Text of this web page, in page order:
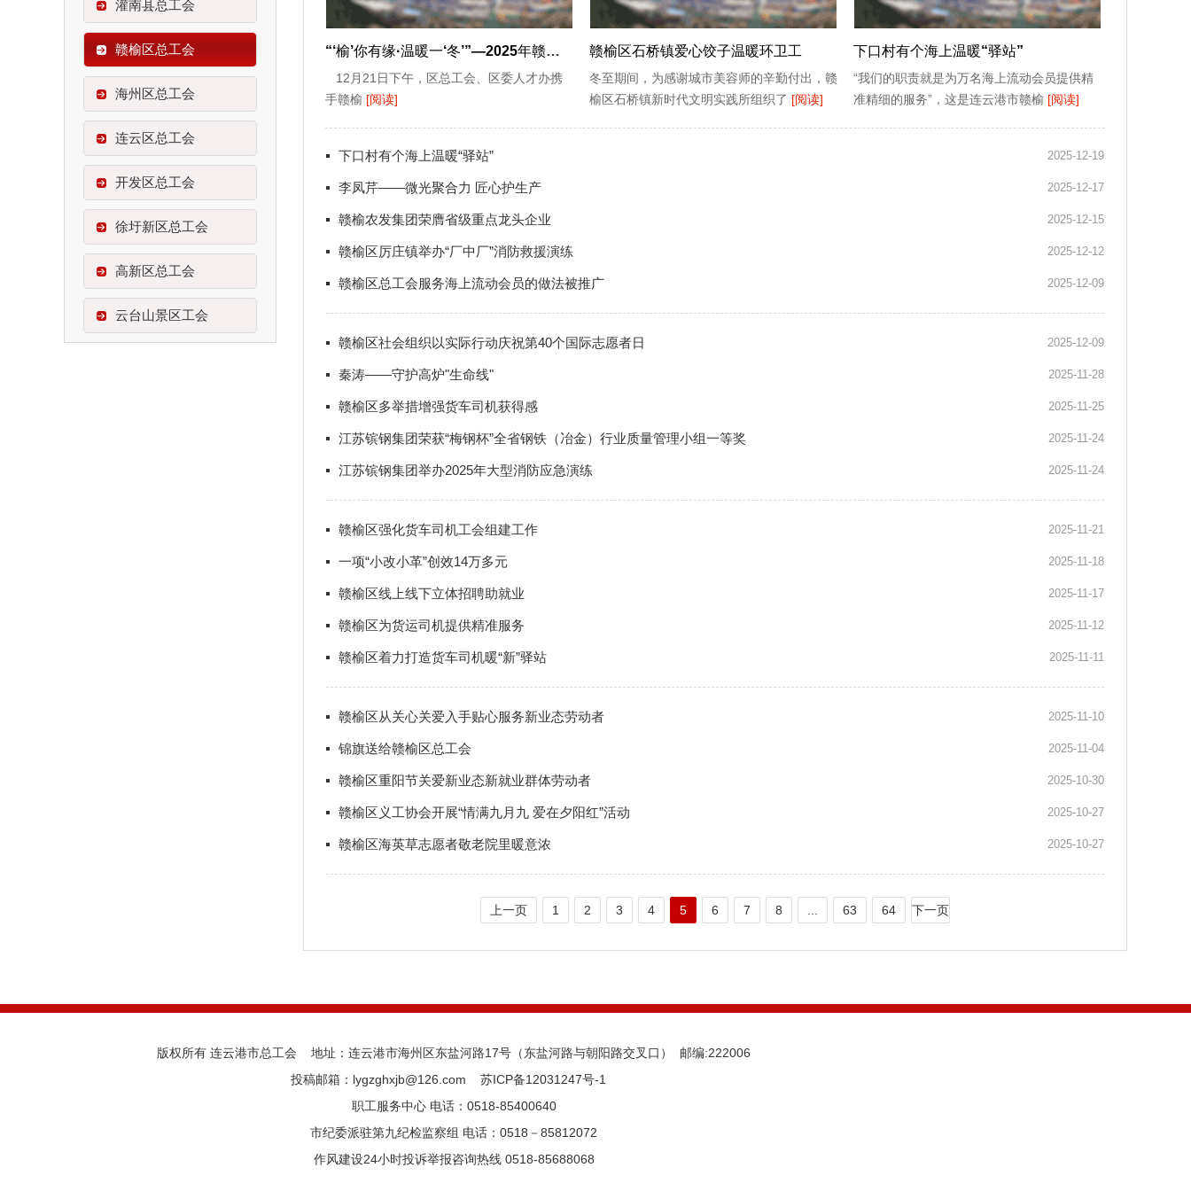
灌南县总工会
赣榆区总工会
海州区总工会
连云区总工会
开发区总工会
徐圩新区总工会
高新区总工会
云台山景区工会
“‘榆’你有缘·温暖一‘冬’”—2025年赣榆区总工会单身职工交友联谊活动浪漫落幕
12月21日下午，区总工会、区委人才办携
手赣榆 [阅读]
赣榆区石桥镇爱心饺子温暖环卫工
冬至期间，为感谢城市美容师的辛勤付出，赣
榆区石桥镇新时代文明实践所组织了 [阅读]
下口村有个海上温暖“驿站”
“我们的职责就是为万名海上流动会员提供精
准精细的服务”，这是连云港市赣榆 [阅读]
2025-12-19
下口村有个海上温暖“驿站”
2025-12-17
李凤芹——微光聚合力 匠心护生产
2025-12-15
赣榆农发集团荣膺省级重点龙头企业
2025-12-12
赣榆区厉庄镇举办“厂中厂”消防救援演练
2025-12-09
赣榆区总工会服务海上流动会员的做法被推广
2025-12-09
赣榆区社会组织以实际行动庆祝第40个国际志愿者日
2025-11-28
秦涛——守护高炉"生命线"
2025-11-25
赣榆区多举措增强货车司机获得感
2025-11-24
江苏镔钢集团荣获“梅钢杯”全省钢铁（冶金）行业质量管理小组一等奖
2025-11-24
江苏镔钢集团举办2025年大型消防应急演练
2025-11-21
赣榆区强化货车司机工会组建工作
2025-11-18
一项“小改小革”创效14万多元
2025-11-17
赣榆区线上线下立体招聘助就业
2025-11-12
赣榆区为货运司机提供精准服务
2025-11-11
赣榆区着力打造货车司机暖“新”驿站
2025-11-10
赣榆区从关心关爱入手贴心服务新业态劳动者
2025-11-04
锦旗送给赣榆区总工会
2025-10-30
赣榆区重阳节关爱新业态新就业群体劳动者
2025-10-27
赣榆区义工协会开展“情满九月九 爱在夕阳红”活动
2025-10-27
赣榆区海英草志愿者敬老院里暖意浓
上一页 1 2 3 4 5 6 7 8 63 64 下一页
版权所有 连云港市总工会 地址：连云港市海州区东盐河路17号（东盐河路与朝阳路交叉口） 邮编:222006
投稿邮箱：lygzghxjb@126.com 苏ICP备12031247号-1
职工服务中心 电话：0518-85400640
市纪委派驻第九纪检监察组 电话：0518－85812072
作风建设24小时投诉举报咨询热线 0518-85688068